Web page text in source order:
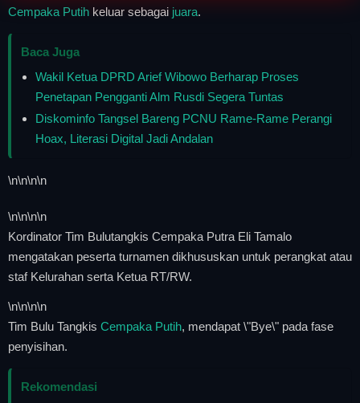
Cempaka Putih keluar sebagai juara.
Baca Juga
Wakil Ketua DPRD Arief Wibowo Berharap Proses
Penetapan Pengganti Alm Rusdi Segera Tuntas
Diskominfo Tangsel Bareng PCNU Rame-Rame Perangi
Hoax, Literasi Digital Jadi Andalan
\n\n\n\n
\n\n\n\n
Kordinator Tim Bulutangkis Cempaka Putra Eli Tamalo
mengatakan peserta turnamen dikhususkan untuk perangkat atau
staf Kelurahan serta Ketua RT/RW.
\n\n\n\n
Tim Bulu Tangkis Cempaka Putih, mendapat \"Bye\" pada fase
penyisihan.
Rekomendasi